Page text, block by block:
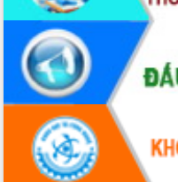
Thứ trưởng Bộ Nông nghiệp và Môi
trường Nguyễn Hoàng Hiệp khảo sát
vùng trồng và doanh nghiệp đóng gói
sầu riêng tại Đắk Lắk
Trình diễn nghệ thuật chế biến các
món ăn từ sầu riêng
Đắk Lắk công bố Quy hoạch và xúc
tiến đầu tư tỉnh
Ngành cá ngừ Đắk Lắk chủ động thích